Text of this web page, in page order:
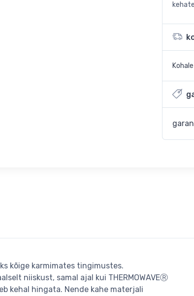
kõige karmimates tingimustes.
niiskust, samal ajal kui THERMOWAVEⓇ
kehal hingata. Nende kahe materjali